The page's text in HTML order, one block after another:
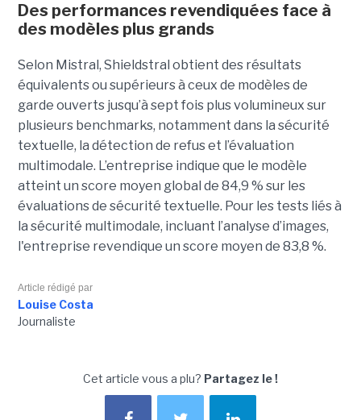
Des performances revendiquées face à
des modèles plus grands
Selon Mistral, Shieldstral obtient des résultats
équivalents ou supérieurs à ceux de modèles de
garde ouverts jusqu’à sept fois plus volumineux sur
plusieurs benchmarks, notamment dans la sécurité
textuelle, la détection de refus et l’évaluation
multimodale. L’entreprise indique que le modèle
atteint un score moyen global de 84,9 % sur les
évaluations de sécurité textuelle. Pour les tests liés à
la sécurité multimodale, incluant l’analyse d’images,
l'entreprise revendique un score moyen de 83,8 %.
Article rédigé par
Louise Costa
Journaliste
Cet article vous a plu? Partagez le !